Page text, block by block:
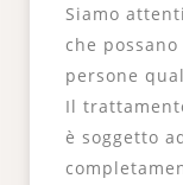
Siamo
che
persone
Il
è soggetto